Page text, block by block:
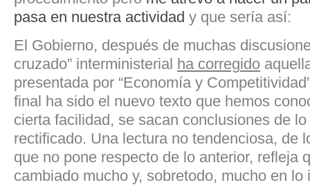
pasa en nuestra actividad y que sería así:
El Gobierno, después de muchas
cruzado” interministerial ha corregido
presentada por “Economía y
final ha sido el nuevo texto que hemos
cierta facilidad, se sacan conclusiones de
rectificado. Una lectura no tendenciosa, de
que no pone respecto de lo anterior, refleja
cambiado mucho y, sobretodo, mucho en lo